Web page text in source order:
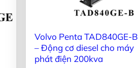
Volvo Penta TAD840GE-B
– Động cơ diesel cho máy
phát điện 200kva